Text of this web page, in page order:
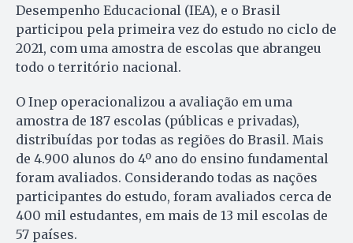
Desempenho Educacional (IEA), e o Brasil
participou pela primeira vez do estudo no ciclo de
2021, com uma amostra de escolas que abrangeu
todo o território nacional.
O Inep operacionalizou a avaliação em uma
amostra de 187 escolas (públicas e privadas),
distribuídas por todas as regiões do Brasil. Mais
de 4.900 alunos do 4º ano do ensino fundamental
foram avaliados. Considerando todas as nações
participantes do estudo, foram avaliados cerca de
400 mil estudantes, em mais de 13 mil escolas de
57 países.